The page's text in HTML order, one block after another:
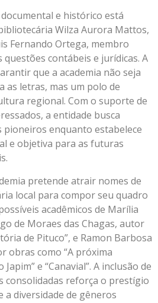
e histórico está
Wilza Aurora Mattos,
Fernando Ortega, membro
contábeis e jurídicas. A
que a academia não seja
as letras, mas um polo de
regional. Com o suporte de
a entidade busca
pioneiros enquanto estabelece
e objetiva para as futuras
pretende atrair nomes de
local para compor seu quadro
acadêmicos de Marília
de Moraes das Chagas, autor
de Pituco”, e Ramon Barbosa
obras como “A próxima
e “Canavial”. A inclusão de
consolidadas reforça o prestígio
diversidade de gêneros